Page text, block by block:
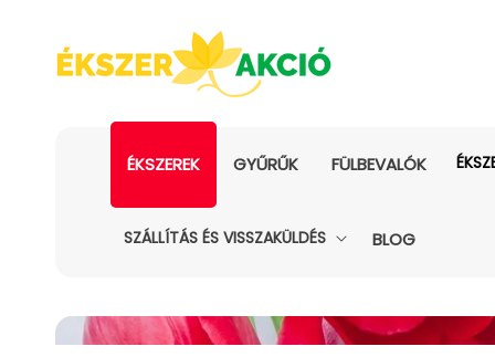
ÉKSZEREK GYŰRŰK FÜLBEVALÓK
SZÁLLÍTÁS ÉS VISSZAKÜLDÉS BLOG